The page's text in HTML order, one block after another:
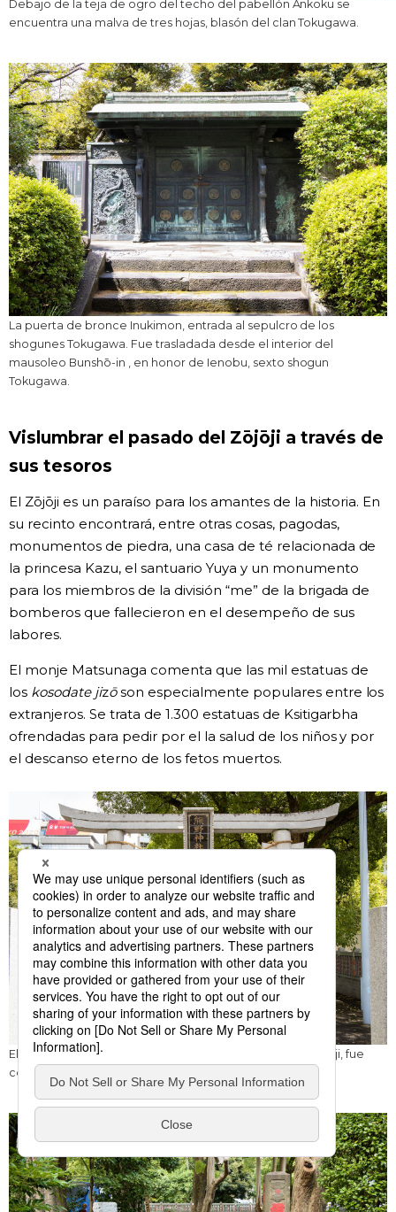
Debajo de la teja de ogro del techo del pabellón Ankoku se
encuentra una malva de tres hojas, blasón del clan Tokugawa.
La puerta de bronce Inukimon, entrada al sepulcro de los
shogunes Tokugawa. Fue trasladada desde el interior del
mausoleo Bunshō-in , en honor de Ienobu, sexto shogun
Tokugawa.
Vislumbrar el pasado del Zōjōji a través de
sus tesoros
El Zōjōji es un paraíso para los amantes de la historia. En
su recinto encontrará, entre otras cosas, pagodas,
monumentos de piedra, una casa de té relacionada de
la princesa Kazu, el santuario Yuya y un monumento
para los miembros de la división “me” de la brigada de
bomberos que fallecieron en el desempeño de sus
labores.
El monje Matsunaga comenta que las mil estatuas de
los kosodate jizōson especialmente populares entre los
extranjeros. Se trata de 1.300 estatuas de Ksitigarbha
ofrendadas para pedir por el la salud de los niños y por
el descanso eterno de los fetos muertos.
El santuario Yuya, que sirve como protección para el Zōjōji, fue
construido en 1624.